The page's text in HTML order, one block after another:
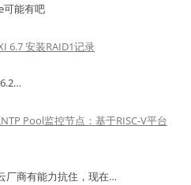
能有吧
6.7 安装RAID1记录
Pool监控节点：基于RISC-V平台
厂商有能力抗住，现在…